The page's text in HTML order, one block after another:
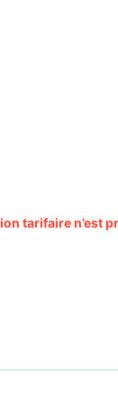
tarifaire n’est